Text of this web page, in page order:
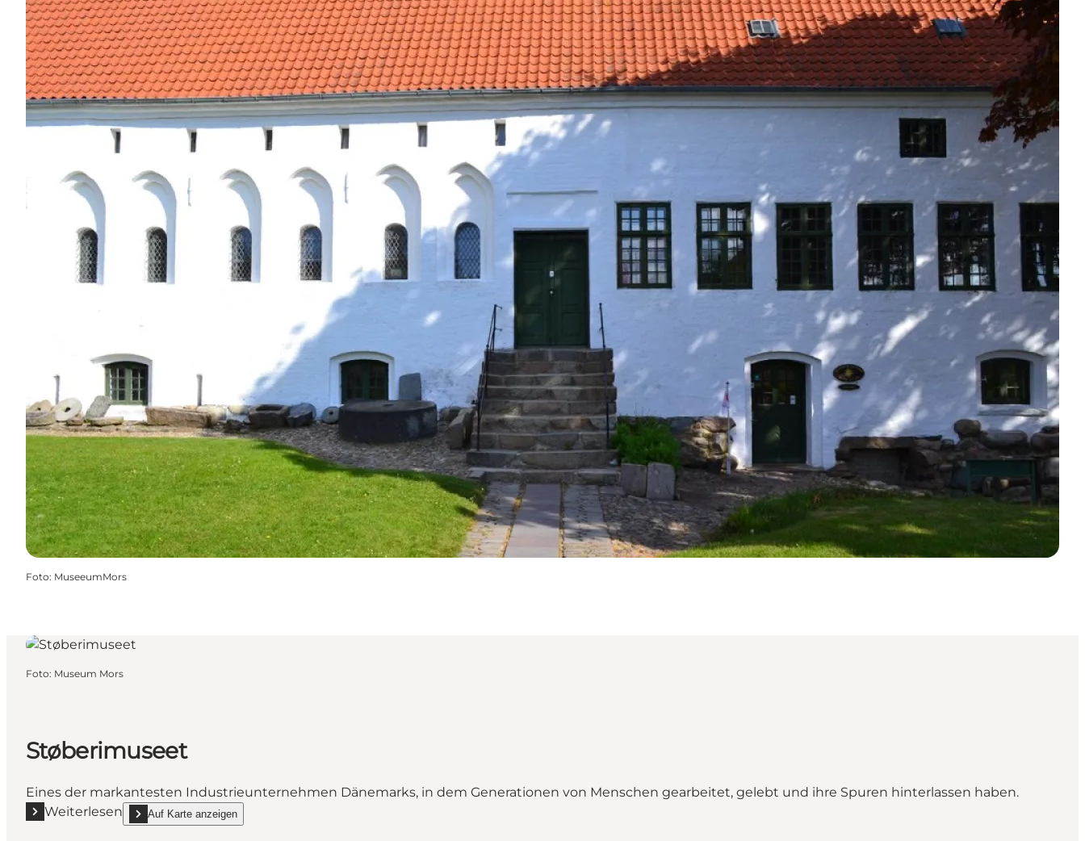
Foto: MuseeumMors
Foto: Museum Mors
Støberimuseet
Eines der markantesten Industrieunternehmen Dänemarks, in dem Generationen von Menschen gearbeitet, gelebt und ihre Spuren hinterlassen haben.
Weiterlesen
Mehr erfahren "Støberimuseet"
Auf Karte anzeigen
show Støberimuseet on_map